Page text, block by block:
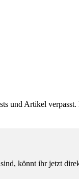
und Artikel
könnt ihr jetzt